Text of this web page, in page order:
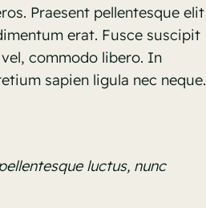
Praesent pellentesque elit
erat. Fusce suscipit
commodo libero. In
sapien ligula nec neque.
luctus, nunc